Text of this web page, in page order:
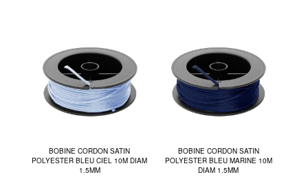
BOBINE CORDON SATIN
POLYESTER BLEU CIEL 10M DIAM
1.5MM
BOBINE CORDON SATIN
POLYESTER BLEU MARINE 10M
DIAM 1.5MM